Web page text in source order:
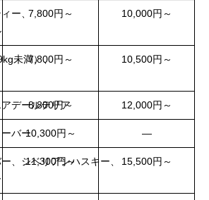
ー、7,800円～ 10,000円～
未満）、
7,800円～ 10,500円～
デールテリア
8,800円～ 12,000円～
バー10,300円～ ―
、シベリアンハスキー、
11,300円～ 15,500円～